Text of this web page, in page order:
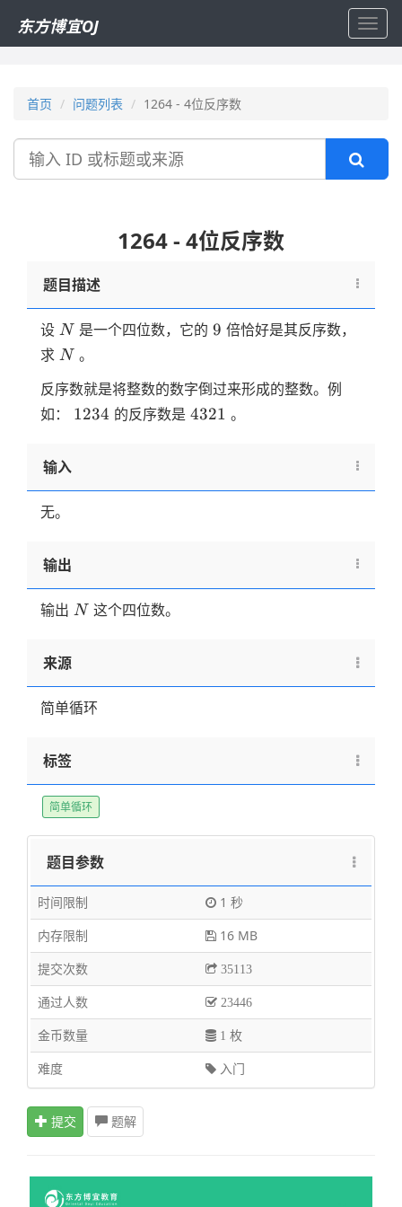
东方博宜OJ
首页 问题列表 1264 - 4位反序数
搜
1264 - 4位反序数
题目描述
设 N
N 是一个四位数，它的9
9 倍恰好是其反序数，
求 N
N 。
反序数就是将整数的数字倒过来形成的整数。例
如： 1234
1234 的反序数是 4321
4321 。
输入
无。
输出
输出 N
N 这个四位数。
来源
简单循环
标签
简单循环
题目参数
时间限制
1 秒
内存限制
16 MB
提交次数
35113
通过人数 23446
金币数量 1 枚
难度 入门
提交 题解